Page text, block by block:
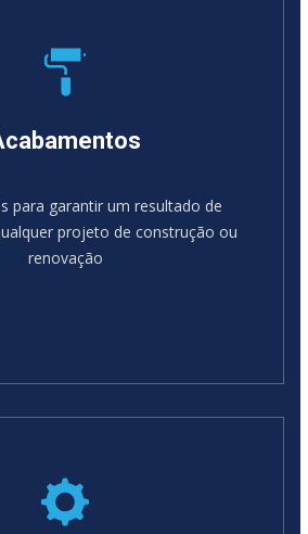
para garantir um resultado de
projeto de construção ou
renovação